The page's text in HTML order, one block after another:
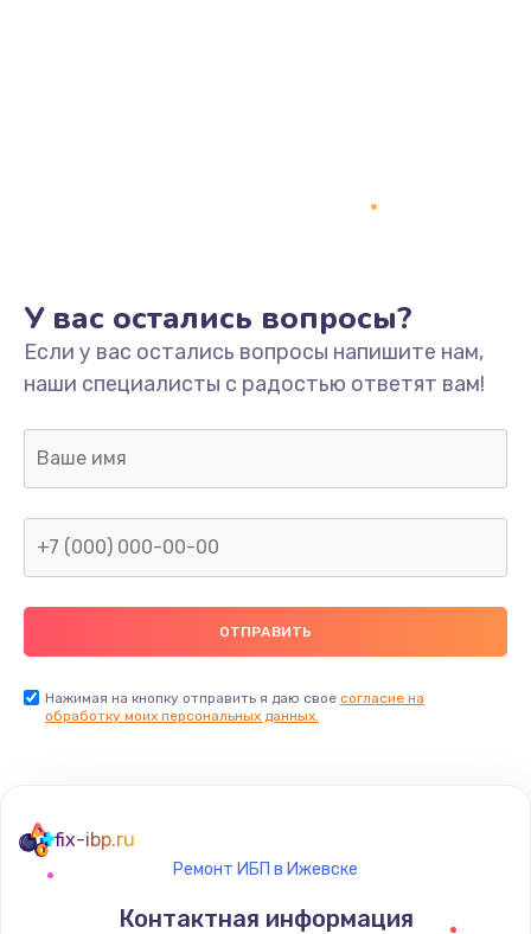
У вас остались вопросы?
Если у вас остались вопросы напишите нам,
наши специалисты с радостью ответят вам!
Нажимая на кнопку отправить я даю свое согласие на
обработку моих персональных данных.
fix-ibp.ru
Ремонт ИБП в Ижевске
Контактная информация